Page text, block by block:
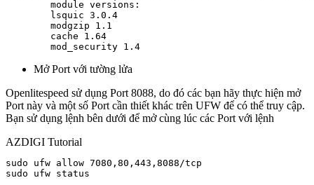
	mod_security 1.4
Mở Port với tường lửa
Openlitespeed sử dụng Port 8088, do đó các bạn hãy thực hiện mở
Port này và một số Port cần thiết khác trên UFW để có thể truy cập.
Bạn sử dụng lệnh bên dưới để mở cùng lúc các Port với lệnh
AZDIGI Tutorial
sudo ufw allow 7080,80,443,8088/tcp
sudo ufw status